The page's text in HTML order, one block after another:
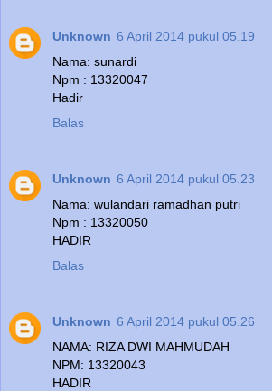
Unknown 6 April 2014 pukul 05.19
Nama: sunardi
Npm : 13320047
Hadir
Balas
Unknown 6 April 2014 pukul 05.23
Nama: wulandari ramadhan putri
Npm : 13320050
HADIR
Balas
Unknown 6 April 2014 pukul 05.26
NAMA: RIZA DWI MAHMUDAH
NPM: 13320043
HADIR